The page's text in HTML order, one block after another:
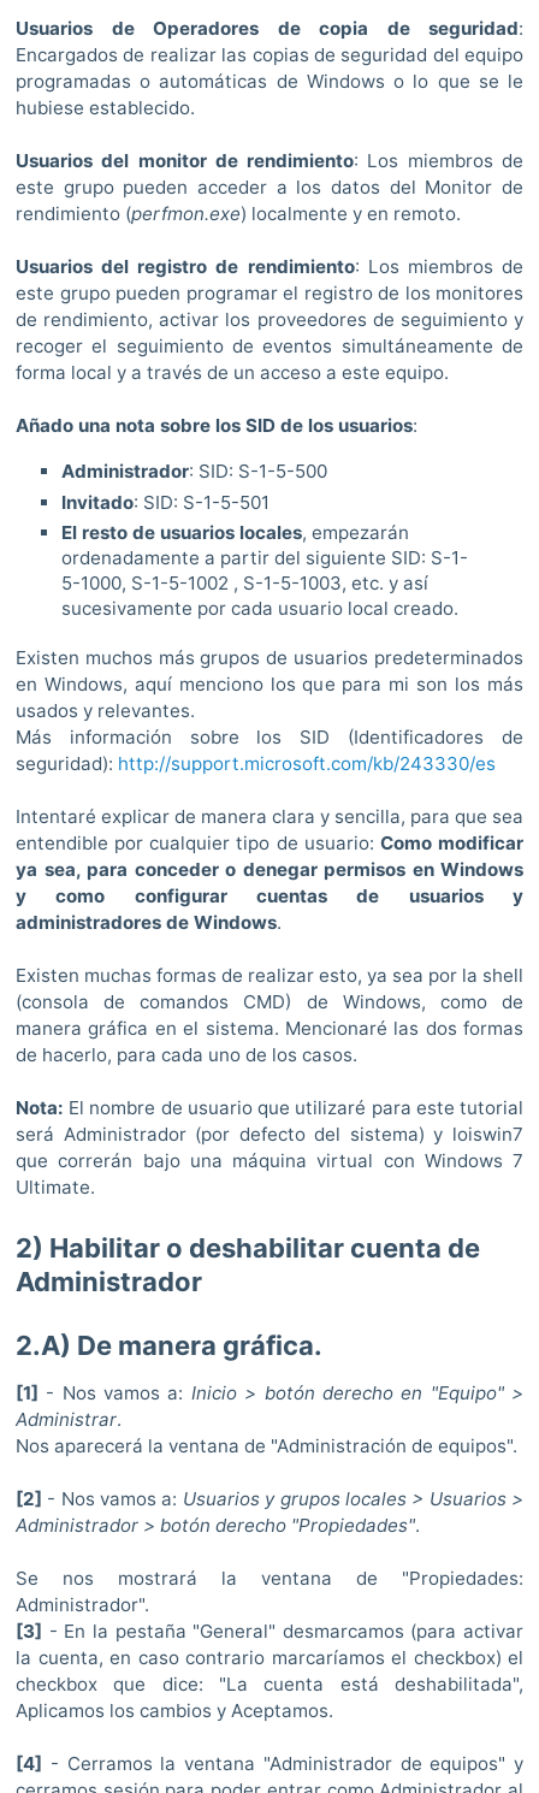
Usuarios de Operadores de copia de seguridad:
Encargados de realizar las copias de seguridad del equipo
programadas o automáticas de Windows o lo que se le
hubiese establecido.
Usuarios del monitor de rendimiento: Los miembros de
este grupo pueden acceder a los datos del Monitor de
rendimiento (perfmon.exe) localmente y en remoto.
Usuarios del registro de rendimiento: Los miembros de
este grupo pueden programar el registro de los monitores
de rendimiento, activar los proveedores de seguimiento y
recoger el seguimiento de eventos simultáneamente de
forma local y a través de un acceso a este equipo.
Añado una nota sobre los SID de los usuarios:
Administrador: SID: S-1-5-500
Invitado: SID: S-1-5-501
El resto de usuarios locales, empezarán
ordenadamente a partir del siguiente SID: S-1-
5-1000, S-1-5-1002 , S-1-5-1003, etc. y así
sucesivamente por cada usuario local creado.
Existen muchos más grupos de usuarios predeterminados
en Windows, aquí menciono los que para mi son los más
usados y relevantes.
Más información sobre los SID (Identificadores de
seguridad): http://support.microsoft.com/kb/243330/es
Intentaré explicar de manera clara y sencilla, para que sea
entendible por cualquier tipo de usuario: Como modificar
ya sea, para conceder o denegar permisos en Windows
y como configurar cuentas de usuarios y
administradores de Windows.
Existen muchas formas de realizar esto, ya sea por la shell
(consola de comandos CMD) de Windows, como de
manera gráfica en el sistema. Mencionaré las dos formas
de hacerlo, para cada uno de los casos.
Nota: El nombre de usuario que utilizaré para este tutorial
será Administrador (por defecto del sistema) y loiswin7
que correrán bajo una máquina virtual con Windows 7
Ultimate.
2) Habilitar o deshabilitar cuenta de
Administrador
2.A) De manera gráfica.
[1] - Nos vamos a: Inicio > botón derecho en "Equipo" >
Administrar.
Nos aparecerá la ventana de "Administración de equipos".
[2] - Nos vamos a: Usuarios y grupos locales > Usuarios >
Administrador > botón derecho "Propiedades".
Se nos mostrará la ventana de "Propiedades:
Administrador".
[3] - En la pestaña "General" desmarcamos (para activar
la cuenta, en caso contrario marcaríamos el checkbox) el
checkbox que dice: "La cuenta está deshabilitada",
Aplicamos los cambios y Aceptamos.
[4] - Cerramos la ventana "Administrador de equipos" y